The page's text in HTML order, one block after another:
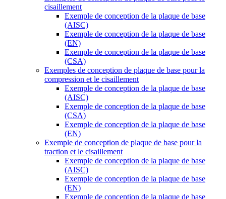
cisaillement
Exemple de conception de la plaque de base
(AISC)
Exemple de conception de la plaque de base
(EN)
Exemple de conception de la plaque de base
(CSA)
Exemples de conception de plaque de base pour la
compression et le cisaillement
Exemple de conception de la plaque de base
(AISC)
Exemple de conception de la plaque de base
(CSA)
Exemple de conception de la plaque de base
(EN)
Exemple de conception de plaque de base pour la
traction et le cisaillement
Exemple de conception de la plaque de base
(AISC)
Exemple de conception de la plaque de base
(EN)
Exemple de conception de la plaque de base